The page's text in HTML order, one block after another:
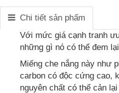
Chi tiết sản phẩm
Với mức giá cạnh tranh
những gì nó có thể đem
Miếng che nắng này như
carbon có độc cứng cao,
nguyên chất có thể cản